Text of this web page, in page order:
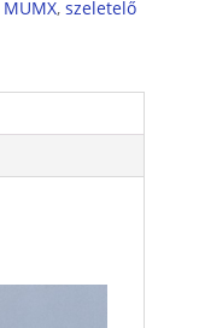
MUMX, szeletelő